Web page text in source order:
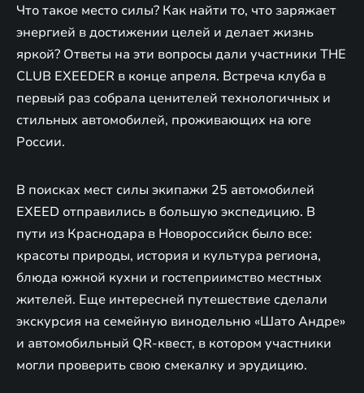
Что такое место силы? Как найти то, что заряжает
энергией в достижении целей и делает жизнь
яркой? Ответы на эти вопросы дали участники THE
CLUB EXEEDER в конце апреля. Встреча клуба в
первый раз собрала ценителей технологичных и
стильных автомобилей, проживающих на юге
России.
В поисках мест силы экипажи 25 автомобилей
EXEED отправились в большую экспедицию. В
пути из Краснодара в Новороссийск было все:
красоты природы, история и культура региона,
блюда южной кухни и гостеприимство местных
жителей. Еще интересней путешествие сделали
экскурсия на семейную винодельню «Шато Андре»
и автомобильный QR-квест, в котором участники
могли проверить свою смекалку и эрудицию.